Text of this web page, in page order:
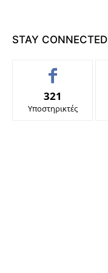
STAY CONNECTED
321
Υποστηρικτές